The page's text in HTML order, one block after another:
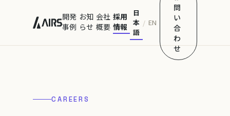
開発
事例
お知
らせ
会社
概要
採用
情報
日
本
語
/ EN
問
い
合
わ
せ
CAREERS